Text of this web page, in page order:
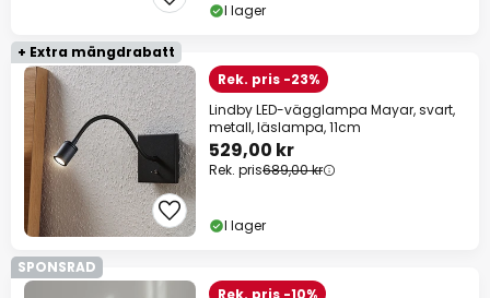
I lager
+ Extra mängdrabatt
Rek. pris -23%
Lindby LED-vägglampa Mayar, svart,
metall, läslampa, 11cm
529,00 kr
Rek. pris689,00 kr
I lager
SPONSRAD